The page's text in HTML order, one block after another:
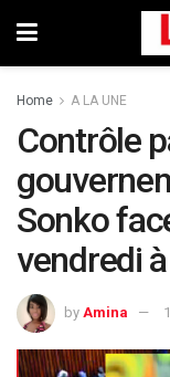
Home A LA UNE
Contrôle
Sonko
vendredi
by Amina